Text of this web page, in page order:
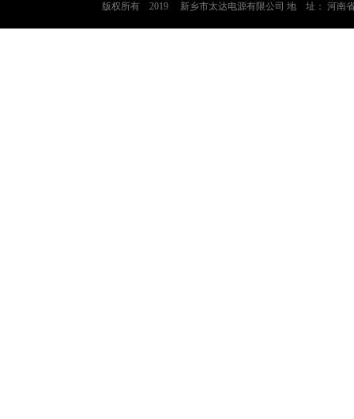
版权所有 2019 新乡市太达电源有限公司 地 址： 河南省